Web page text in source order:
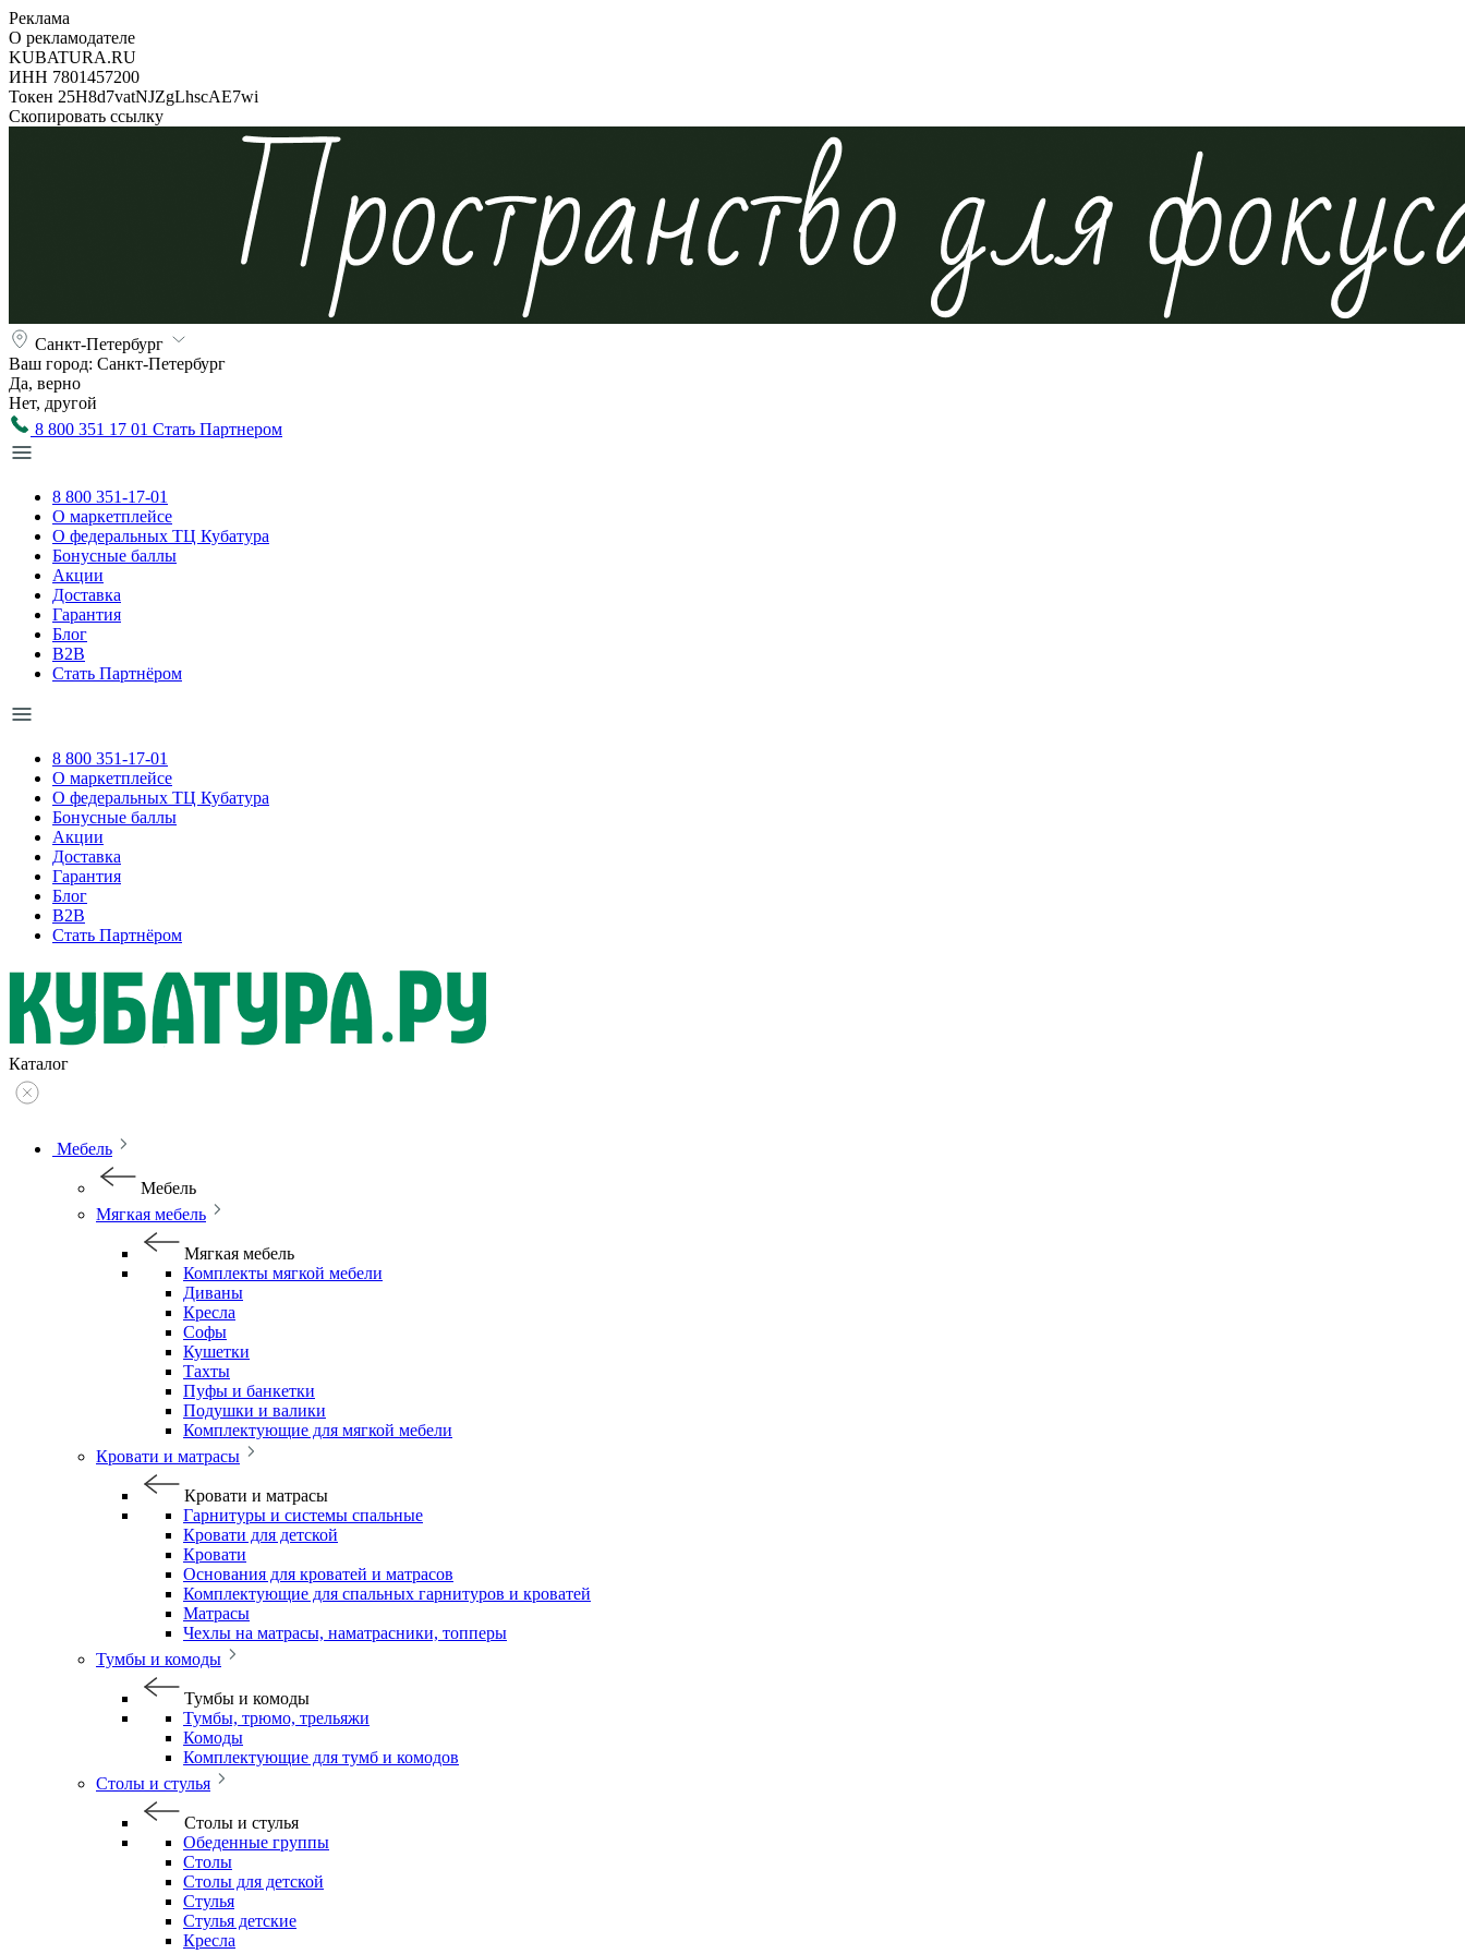
Реклама
О рекламодателе
KUBATURA.RU
ИНН 7801457200
Токен 25H8d7vatNJZgLhscAE7wi
Скопировать ссылку
Санкт-Петербург
Ваш город: Санкт-Петербург
Да, верно
Нет, другой
8 800 351 17 01 Стать Партнером
8 800 351-17-01
О маркетплейсе
О федеральных ТЦ Кубатура
Бонусные баллы
Акции
Доставка
Гарантия
Блог
B2B
Стать Партнёром
8 800 351-17-01
О маркетплейсе
О федеральных ТЦ Кубатура
Бонусные баллы
Акции
Доставка
Гарантия
Блог
B2B
Стать Партнёром
Каталог
Мебель
Мебель
Мягкая мебель
Мягкая мебель
Комплекты мягкой мебели
Диваны
Кресла
Софы
Кушетки
Тахты
Пуфы и банкетки
Подушки и валики
Комплектующие для мягкой мебели
Кровати и матрасы
Кровати и матрасы
Гарнитуры и системы спальные
Кровати для детской
Кровати
Основания для кроватей и матрасов
Комплектующие для спальных гарнитуров и кроватей
Матрасы
Чехлы на матрасы, наматрасники, топперы
Тумбы и комоды
Тумбы и комоды
Тумбы, трюмо, трельяжи
Комоды
Комплектующие для тумб и комодов
Столы и стулья
Столы и стулья
Обеденные группы
Столы
Столы для детской
Стулья
Стулья детские
Кресла